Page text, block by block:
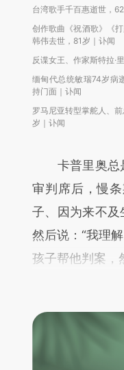
台湾歌手千百惠逝世，
创作歌曲《祝酒歌》《
韩伟去世，81岁｜讣闻
反谍女王、作家斯特拉·
缅甸代总统敏瑞74岁病
持门面｜讣闻
罗马尼亚转型掌舵人、
岁｜讣闻
卡普里奥总是
审判席后，慢
子、因为来不及
然后说：“我理
孩子帮他判案，